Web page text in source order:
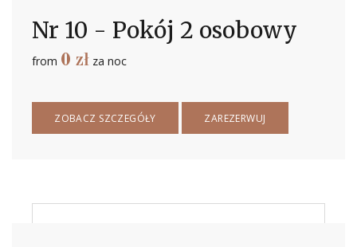
from 0 zł za noc
Nr 10 - Pokój 2 osobowy
ZOBACZ SZCZEGÓŁY ZAREZERWUJ